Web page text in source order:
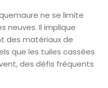
ne se limite
neuves. Il implique
des matériaux de
que les tuiles cassées
des défis fréquents